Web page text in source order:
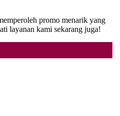
promo menarik yang
layanan kami sekarang juga!